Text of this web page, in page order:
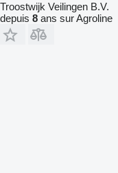
Troostwijk Veilingen B.V.
depuis 8 ans sur Agroline